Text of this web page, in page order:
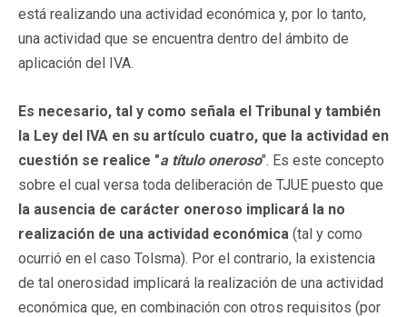
está realizando una actividad económica y, por lo tanto,
una actividad que se encuentra dentro del ámbito de
aplicación del IVA.
Es necesario, tal y como señala el Tribunal y también
la Ley del IVA en su artículo cuatro, que la actividad en
cuestión se realice "a título oneroso". Es este concepto
sobre el cual versa toda deliberación de TJUE puesto que
la ausencia de carácter oneroso implicará la no
realización de una actividad económica (tal y como
ocurrió en el caso Tolsma). Por el contrario, la existencia
de tal onerosidad implicará la realización de una actividad
económica que, en combinación con otros requisitos (por